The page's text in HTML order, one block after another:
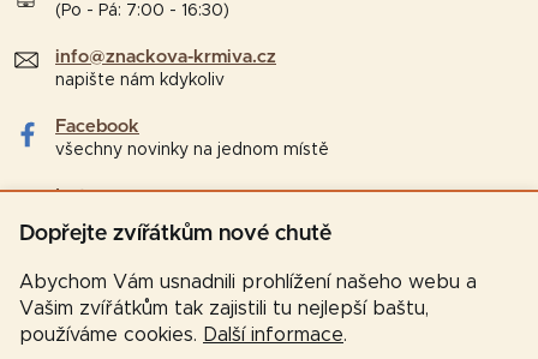
Dopřejte zvířátkům nové chutě
Abychom Vám usnadnili prohlížení našeho webu a
Vašim zvířátkům tak zajistili tu nejlepší baštu,
používáme cookies. Další informace.
(Po - Pá: 7:00 - 16:30)
info@znackova-krmiva.cz
napište nám kdykoliv
Facebook
všechny novinky na jednom místě
Instagram
tipy a zajímavosti pro chovatele